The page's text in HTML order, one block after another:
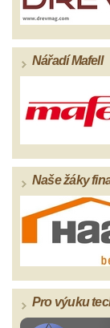
Nářadí Mafell
Naše žáky
Pro výuku